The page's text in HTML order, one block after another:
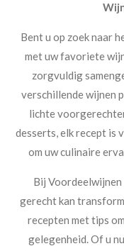
Bent u op zoek naar
met uw favoriete
zorgvuldig
verschillende wijnen
lichte
desserts, elk recept is
om uw culinaire
Bij
gerecht kan
recepten met tips
gelegenheid. Of u